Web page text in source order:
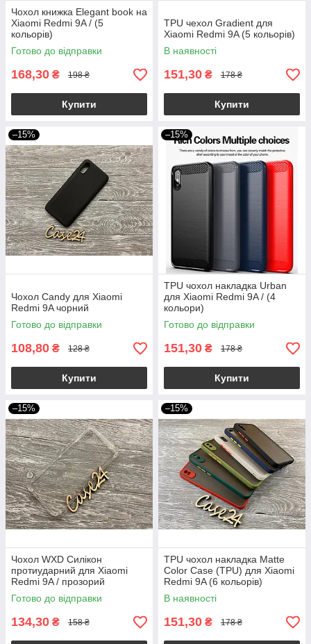
Чохол книжка Elegant book на
Xiaomi Redmi 9A / (5
кольорів)
Готово до відправки
168,30 ₴ 198 ₴
Купити
TPU чехол Gradient для
Xiaomi Redmi 9A (5 кольорів)
В наявності
151,30 ₴ 178 ₴
Купити
–15%
Чохол Candy для Xiaomi
Redmi 9A чорний
Готово до відправки
108,80 ₴ 128 ₴
Купити
–15%
TPU чохол накладка Urban
для Xiaomi Redmi 9A / (4
кольори)
Готово до відправки
151,30 ₴ 178 ₴
Купити
–15%
Чохол WXD Силікон
протиударний для Xiaomi
Redmi 9A / прозорий
Готово до відправки
134,30 ₴ 158 ₴
–15%
TPU чохол накладка Matte
Color Case (TPU) для Xiaomi
Redmi 9A (6 кольорів)
В наявності
151,30 ₴ 178 ₴